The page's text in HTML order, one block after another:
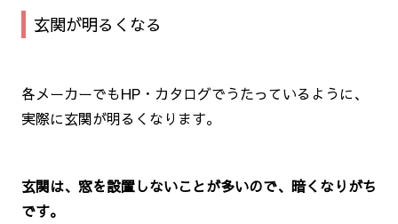
玄関が明るくなる
各メーカーでもHP・カタログでうたっているように、
実際に玄関が明るくなります。
玄関は、窓を設置しないことが多いので、暗くなりがち
です。